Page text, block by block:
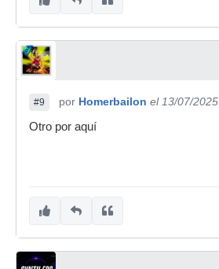
#9 por Homerbailon el 13/07/2025
Otro por aquí